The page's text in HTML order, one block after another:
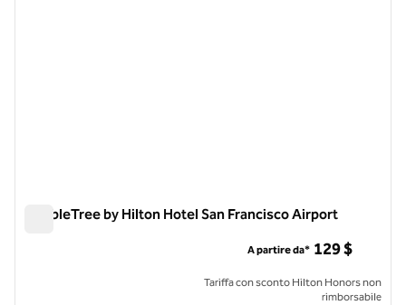
DoubleTree by Hilton Hotel San Francisco Airport
A partire da* 129 $
Tariffa con sconto Hilton Honors non
rimborsabile